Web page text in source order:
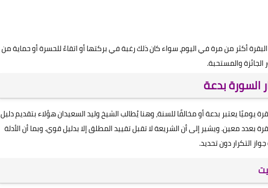
أكثر من مرة في اليوم، سواء كان ذلك رغبة في بركتها أو اتقاءً للحسرة أو حماية من
والمستحبة.
السورة بدعة
يوميًا يعتبر بدعة أو مخالفًا للسنة، وهنا يُطالب الشيخ وليد السعيدان هؤلاء بتقديم دليل
معين. ويشير إلى أن الشريعة لا تقبل تقييد المطلق إلا بدليل قوي. وبما أن الأدلة
التكرار دون تحديد.